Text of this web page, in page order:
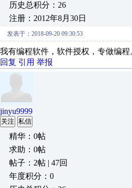
历史总积分：26
注册：2012年8月30日
发表于：2018-09-20 09:30:53
我有编程软件，软件授权，专做编程
回复 引用 举报
jinyu9999
关注 私信
精华：0帖
求助：0帖
帖子：2帖 | 47回
年度积分：0